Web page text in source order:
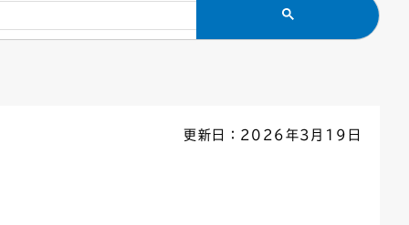
市民安全
入学式・卒業式
感染症
はたちの集い
公共事業の技術監理
オープンデータ
更新日：2026年3月19日